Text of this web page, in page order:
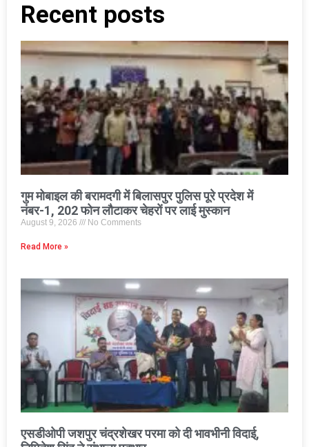
Recent posts
गुम मोबाइल की बरामदगी में बिलासपुर पुलिस पूरे प्रदेश में
नंबर-1, 202 फोन लौटाकर चेहरों पर लाई मुस्कान
August 9, 2026 No Comments
Read More »
एसडीओपी जशपुर चंद्रशेखर परमा को दी भावभीनी विदाई,